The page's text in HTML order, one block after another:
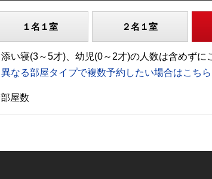
１名１室 ２名１室
添い寝(3～5才)、幼児(0～2才)の人数は含めずに
異なる部屋タイプで複数予約したい場合はこちら
部屋数